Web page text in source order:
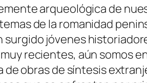
arqueológica de
de la romanidad
jóvenes
recientes, aún somos
de obras de síntesis